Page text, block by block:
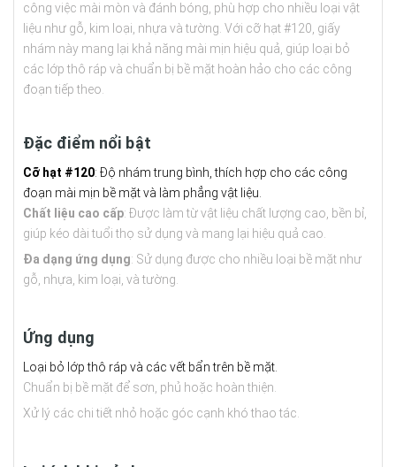
công việc mài mòn và đánh bóng, phù hợp cho nhiều loại vật
liệu như gỗ, kim loại, nhựa và tường. Với cỡ hạt #120, giấy
nhám này mang lại khả năng mài mịn hiệu quả, giúp loại bỏ
các lớp thô ráp và chuẩn bị bề mặt hoàn hảo cho các công
đoạn tiếp theo.
Đặc điểm nổi bật
Cỡ hạt #120: Độ nhám trung bình, thích hợp cho các công
đoạn mài mịn bề mặt và làm phẳng vật liệu.
Chất liệu cao cấp: Được làm từ vật liệu chất lượng cao, bền bỉ,
giúp kéo dài tuổi thọ sử dụng và mang lại hiệu quả cao.
Đa dạng ứng dụng: Sử dụng được cho nhiều loại bề mặt như
gỗ, nhựa, kim loại, và tường.
Ứng dụng
Loại bỏ lớp thô ráp và các vết bẩn trên bề mặt.
Chuẩn bị bề mặt để sơn, phủ hoặc hoàn thiện.
Xử lý các chi tiết nhỏ hoặc góc cạnh khó thao tác.